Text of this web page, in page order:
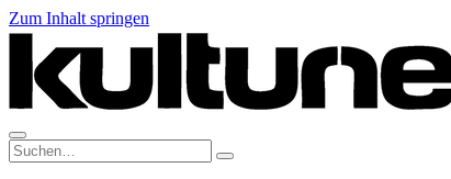
Zum Inhalt springen
Suche: